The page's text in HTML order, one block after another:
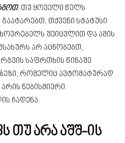
. თუ ყოველი წელს
გაატარებთ, თქვენი სტატუსი
შეიცვლით და ამის
არ აცნობებთ,
საფრთხის წინაშე
რომელიც ავტომატურად
არის ნებისმიერი
ჩადენა.
თუ არა აშშ-ის